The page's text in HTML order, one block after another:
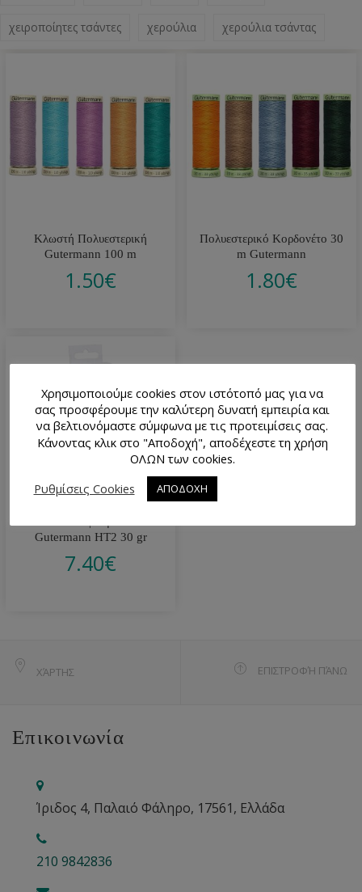
χειροποίητες τσάντες χερούλια χερούλια τσάντας
Κλωστή Πολυεστερική
Gutermann 100 m
1.50€
Πολυεστερικό Κορδονέτο 30
m Gutermann
1.80€
Gutermann HT2 30 gr
7.40€
ΧΆΡΤΗΣ ΕΠΙΣΤΡΟΦΉ ΠΆΝΩ
Επικοινωνία
Ίριδος 4, Παλαιό Φάληρο, 17561, Ελλάδα
210 9842836
Χρησιμοποιούμε cookies στον ιστότοπό μας για να
σας προσφέρουμε την καλύτερη δυνατή εμπειρία και
να βελτιονόμαστε σύμφωνα με τις προτειμίσεις σας.
Κάνοντας κλικ στο "Αποδοχή", αποδέχεστε τη χρήση
ΟΛΩΝ των cookies.
Ρυθμίσεις Cookies
ΑΠΟΔΟΧΗ